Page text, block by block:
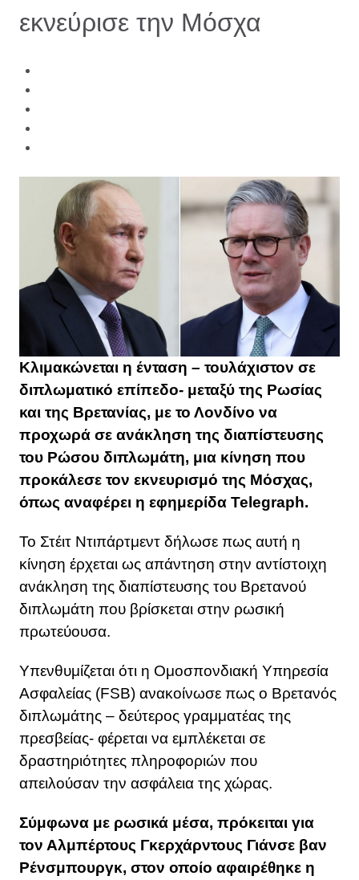
εκνεύρισε την Μόσχα
Κλιμακώνεται η ένταση – τουλάχιστον σε
διπλωματικό επίπεδο- μεταξύ της Ρωσίας
και της Βρετανίας, με το Λονδίνο να
προχωρά σε ανάκληση της διαπίστευσης
του Ρώσου διπλωμάτη, μια κίνηση που
προκάλεσε τον εκνευρισμό της Μόσχας,
όπως αναφέρει η εφημερίδα Telegraph.
To Στέιτ Ντιπάρτμεντ δήλωσε πως αυτή η
κίνηση έρχεται ως απάντηση στην αντίστοιχη
ανάκληση της διαπίστευσης του Βρετανού
διπλωμάτη που βρίσκεται στην ρωσική
πρωτεύουσα.
Υπενθυμίζεται ότι η Ομοσπονδιακή Υπηρεσία
Ασφαλείας (FSB) ανακοίνωσε πως ο Βρετανός
διπλωμάτης – δεύτερος γραμματέας της
πρεσβείας- φέρεται να εμπλέκεται σε
δραστηριότητες πληροφοριών που
απειλούσαν την ασφάλεια της χώρας.
Σύμφωνα με ρωσικά μέσα, πρόκειται για
τον Αλμπέρτους Γκερχάρντους Γιάνσε βαν
Ρένσμπουργκ, στον οποίο αφαιρέθηκε η